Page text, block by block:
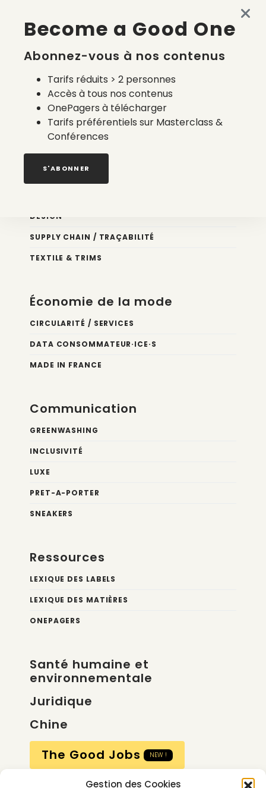
Gestion des Cookies
La liste des prestataires du bilan carbone d’une marque
de mode
2 août 2026
DESIGN
SUPPLY CHAIN / TRAÇABILITÉ
TEXTILE & TRIMS
Économie de la mode
CIRCULARITÉ / SERVICES
DATA CONSOMMATEUR·ICE·S
MADE IN FRANCE
Communication
GREENWASHING
INCLUSIVITÉ
LUXE
PRET-A-PORTER
SNEAKERS
Ressources
LEXIQUE DES LABELS
LEXIQUE DES MATIÈRES
ONEPAGERS
Santé humaine et
environnementale
Juridique
Chine
The Good Jobs
NEW !
Become a Good One
Abonnez-vous à nos contenus
Tarifs réduits > 2 personnes
Accès à tous nos contenus
OnePagers à télécharger
Tarifs préférentiels sur Masterclass &
Conférences
S'ABONNER